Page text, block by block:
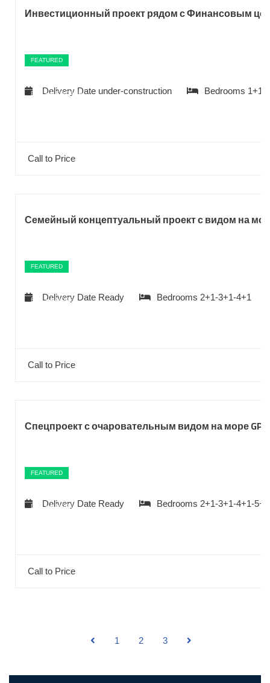
Инвестиционный проект рядом с Финансовым
FEATURED
ВИД НА БОСФОР
Delivery Date under-construction Bedrooms 1+1-
Call to Price
Семейный концептуальный проект с видом на
FEATURED
ВИД НА МОРЕ
Delivery Date Ready Bedrooms 2+1-3+1-4+1
Call to Price
Спецпроект с очаровательным видом на море GP-
FEATURED
ВИД НА МОРЕ
Delivery Date Ready Bedrooms 2+1-3+1-4+1-
Call to Price
1 2 3